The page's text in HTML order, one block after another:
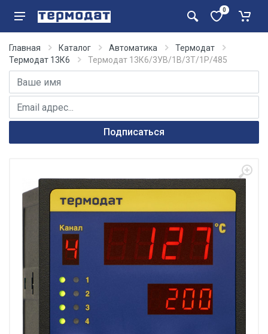
0
Главная Каталог Автоматика
Термодат
Термодат 13К6
Термодат 13К6/3УВ/1В/3Т/1Р/485
Имя
E-mail адрес
Подписаться